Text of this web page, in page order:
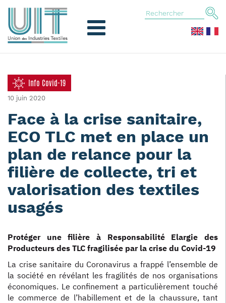
Info Covid-19
10 juin 2020
Face à la crise sanitaire,
ECO TLC met en place un
plan de relance pour la
filière de collecte, tri et
valorisation des textiles
usagés
Protéger une filière à Responsabilité Elargie des
Producteurs des TLC fragilisée par la crise du Covid-19
La crise sanitaire du Coronavirus a frappé l’ensemble de
la société en révélant les fragilités de nos organisations
économiques. Le confinement a particulièrement touché
le commerce de l’habillement et de la chaussure, tant